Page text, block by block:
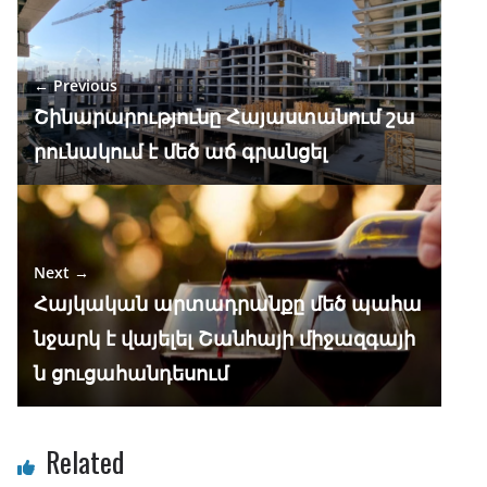
o
o
k
a
m
A
p
p
dI
n
← Previous
Շինարարությունը Հայաստանում շա
րունակում է մեծ աճ գրանցել
Next →
Հայկական արտադրանքը մեծ պահա
նջարկ է վայելել Շանհայի միջազգայի
ն ցուցահանդեսում
Related